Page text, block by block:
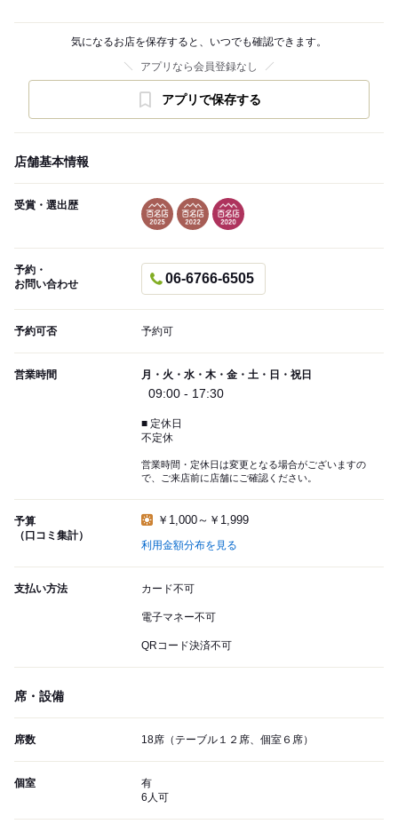
気になるお店を保存すると、いつでも確認できます。
アプリなら会員登録なし
アプリで保存する
店舗基本情報
受賞・選出歴
予約・
お問い合わせ
06-6766-6505
予約可否 予約可
営業時間 月・火・水・木・金・土・日・祝日
09:00 - 17:30
■ 定休日
不定休
営業時間・定休日は変更となる場合がございますの
で、ご来店前に店舗にご確認ください。
予算
（口コミ集計）
￥1,000～￥1,999
利用金額分布を見る
支払い方法 カード不可
電子マネー不可
QRコード決済不可
席・設備
席数 18席（テーブル１２席、個室６席）
個室
有
6人可